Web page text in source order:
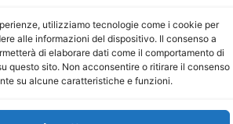
utilizziamo tecnologie come i cookie per
alle informazioni del dispositivo. Il consenso a
di elaborare dati come il comportamento di
questo sito. Non acconsentire o ritirare il consenso
su alcune caratteristiche e funzioni.